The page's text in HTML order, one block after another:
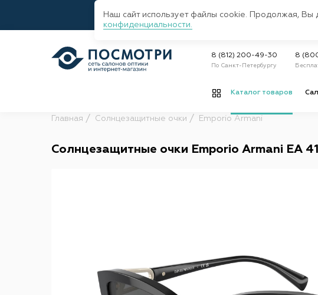
8 (812) 200-49-30
По Санкт-Петербургу
8
Каталог товаров
Главная Солнцезащитные очки Emporio Armani
Солнцезащитные очки Emporio Armani EA
Наш сайт использует файлы cookie. Продолжая, Вы
конфиденциальности.